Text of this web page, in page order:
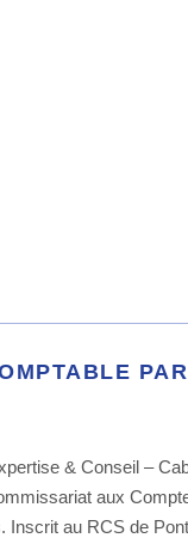
& Conseil –
aux
Inscrit au RCS de